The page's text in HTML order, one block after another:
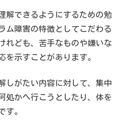
解できるようにするための勉
ム障害の特徴としてこだわる
れども、苦手なものや嫌いな
を示すことがあります。
しがたい内容に対して、集中
処かへ行こうとしたり、体を
す。